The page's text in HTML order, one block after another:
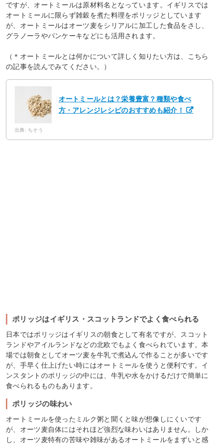
ですが、オートミールは原材料名となっています。イギリスでは
オートミールに限らず雑穀を煮た料理をポリッジとしています
が、オートミールはオーツ麦をシリアルに加工した食品をさし、
グラノーラやパンケーキなどにも活用されます。
（＊オートミールとは何かについて詳しく知りたい方は、こちら
の記事を読んでみてください。）
オートミールとは？栄養豊富？種類や食べ
方・アレンジレシピのおすすめも紹介！
出典: ちそう
ポリッジはイギリス・スコットランドでよく食べられる
日本ではポリッジはイギリスの朝食として有名ですが、スコット
ランドやアイルランドなどの北欧でもよく食べられています。本
場では朝食としてオーツ麦を牛乳で煮込んで作ることが多いです
が、手早く仕上げたい時にはオートミールを使うと便利です。イ
ンスタントのポリッジの中には、牛乳や水をかけるだけで簡単に
食べられるものもあります。
ポリッジの味わい
オートミールを使ったミルク粥と聞くと味が想像しにくいです
が、オーツ麦自体にはそれほど強烈な味わいはありません。しか
し、オーツ麦特有の苦味や雑味があるオートミールをまずいと感